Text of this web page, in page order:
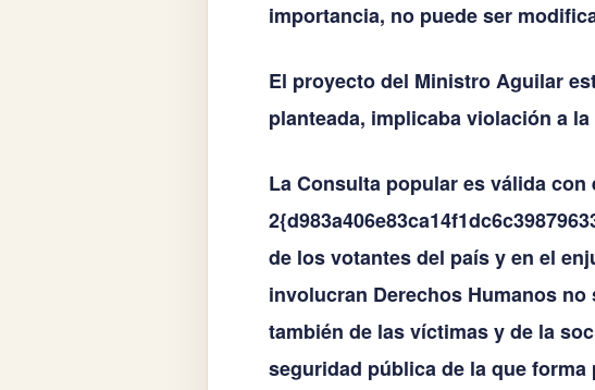
importancia, no puede ser
El proyecto del Ministro Aguilar
planteada, implicaba violación a
La Consulta popular es válida con
de los votantes del país y en el
involucran Derechos Humanos
también de las víctimas y de la
seguridad pública de la que